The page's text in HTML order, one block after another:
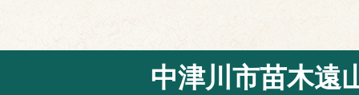
中津川市苗木遠